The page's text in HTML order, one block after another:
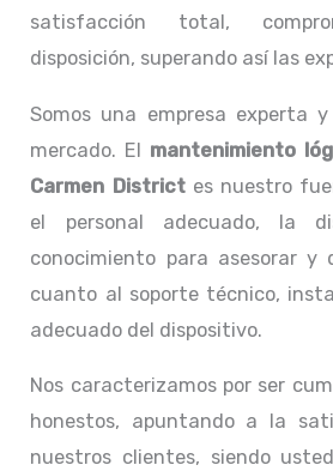
satisfacción total,
disposición, superando así las
Somos una empresa experta
mercado. El mantenimiento
Carmen Districtes nuestro
el personal adecuado, la
conocimiento para asesorar y
cuanto al soporte técnico,
adecuado del dispositivo.
Nos caracterizamos por ser
honestos, apuntando a la
nuestros clientes, siendo